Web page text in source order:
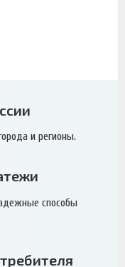
и регионы.
способы